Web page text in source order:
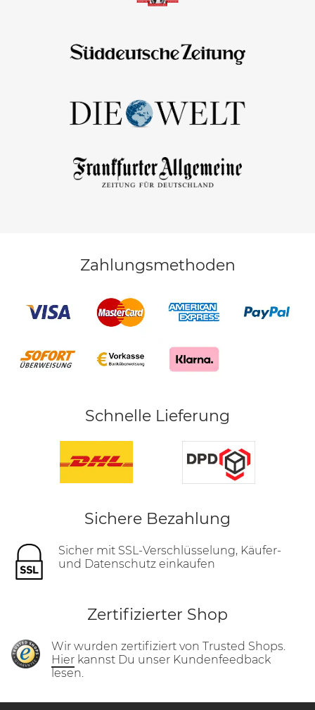
Zahlungsmethoden
Schnelle Lieferung
Sichere Bezahlung
Sicher mit SSL-Verschlüsselung, Käufer-
und Datenschutz einkaufen
Zertifizierter Shop
Wir wurden zertifiziert von Trusted Shops.
Hier kannst Du unser Kundenfeedback
lesen.